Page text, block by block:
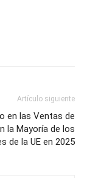
Artículo siguiente
en las Ventas de
la Mayoría de los
de la UE en 2025